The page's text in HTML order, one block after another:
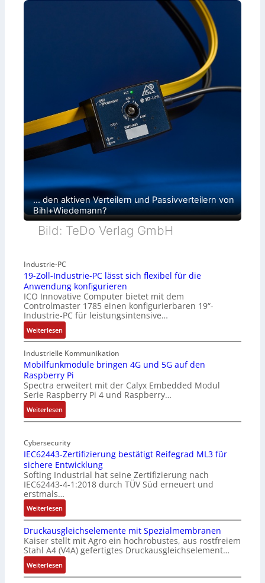
… den aktiven Verteilern und Passivverteilern von
Bihl+Wiedemann?
Bild: TeDo Verlag GmbH
Industrie-PC
19-Zoll-Industrie-PC lässt sich flexibel für die
Anwendung konfigurieren
ICO Innovative Computer bietet mit dem
Controlmaster 1785 einen konfigurierbaren 19“-
Industrie-PC für leistungsintensive…
Weiterlesen:
1
9
-
Z
o
l
l
-
n
d
u
s
t
r
i
e
-
P
C
l
ä
Industrielle Kommunikation
Mobilfunkmodule bringen 4G und 5G auf den
Raspberry Pi
Spectra erweitert mit der Calyx Embedded Modul
Serie Raspberry Pi 4 und Raspberry…
Weiterlesen:
M
b
i
l
f
u
n
k
m
o
d
u
l
e
Cybersecurity
IEC62443-Zertifizierung bestätigt Reifegrad ML3 für
sichere Entwicklung
Softing Industrial hat seine Zertifizierung nach
IEC62443-4-1:2018 durch TÜV Süd erneuert und
erstmals…
Weiterlesen:
I
E
6
2
4
Druckausgleichselemente mit Spezialmembranen
Kaiser stellt mit Agro ein hochrobustes, aus rostfreiem
Stahl A4 (V4A) gefertigtes Druckausgleichselement…
Weiterlesen:
D